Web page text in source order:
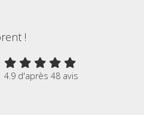
!
4.9 d'après 48 avis